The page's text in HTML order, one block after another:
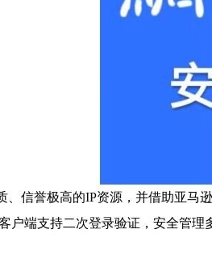
、信誉极高的IP资源，并借助亚马
户端支持二次登录验证，安全管理